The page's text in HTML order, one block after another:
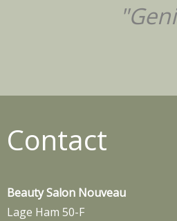
Contact
Beauty Salon Nouveau
Lage Ham 50-F